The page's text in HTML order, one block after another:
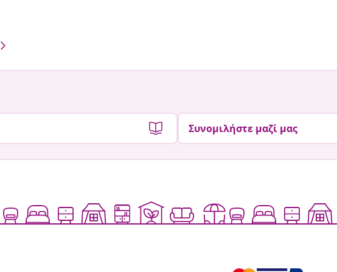
Συνομιλήστε μαζί μας